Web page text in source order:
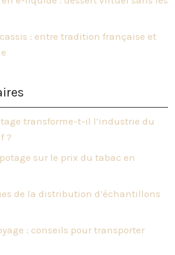
: entre tradition française et
transforme-t-il l’industrie du
?
sur le prix du tabac en
de la distribution d’échantillons
: conseils pour transporter